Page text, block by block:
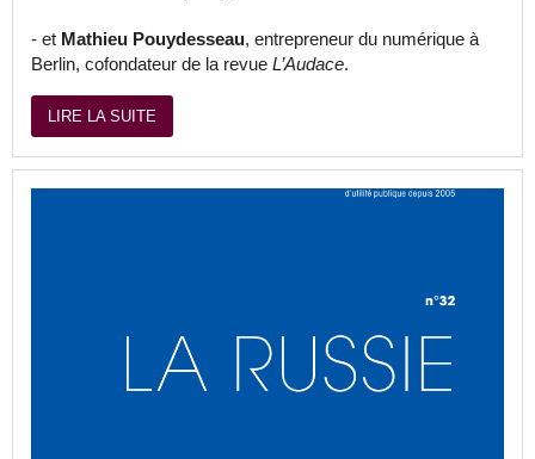
- et Mathieu Pouydesseau, entrepreneur du numérique à
Berlin, cofondateur de la revue L’Audace.
LIRE LA SUITE